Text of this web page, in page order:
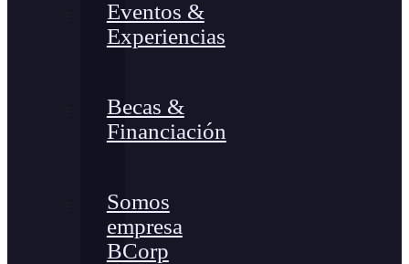
Eventos &
Experiencias
Becas &
Financiación
Somos
empresa
BCorp